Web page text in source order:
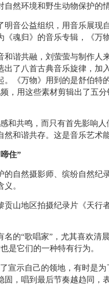
然环境和野生动物保护的情
明音公益组织，用音乐展现
魂归》的音乐专辑，《万
和谐共融，刘萤萤与制作人
出了八首古典音乐旋律，加
。《万物》用到的是舒伯特
，用这些素材剪辑出了五
和共鸣，而只有首先影响
和谐共存。这是音乐艺术
住”
的自然摄影师、缤纷自然纪
。
贡山地区拍摄纪录片《天行
名的“歌唱家”，尤其喜欢清
是它们的一种特有行为。
宣示自己的领地，有时是
，唱到最后节奏越趋同，